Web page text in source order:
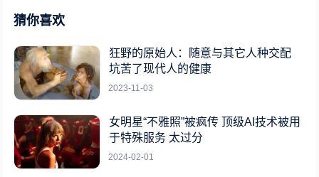
猜你喜欢
狂野的原始人：随意与其它人种交配
坑苦了现代人的健康
2023-11-03
女明星“不雅照”被疯传 顶级AI技术被用
于特殊服务 太过分
2024-02-01